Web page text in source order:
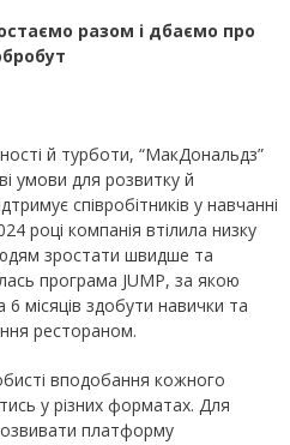
разом і дбаємо про
й турботи, “МакДональдз”
умови для розвитку й
співробітників у навчанні
році компанія втілила низку
зростати швидше та
програма JUMP, за якою
місяців здобути навички та
рестораном.
вподобання кожного
у різних форматах. Для
платформу